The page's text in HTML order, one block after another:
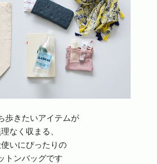
歩きたいアイテムが
なく収まる、
いにぴったりの
トンバッグです